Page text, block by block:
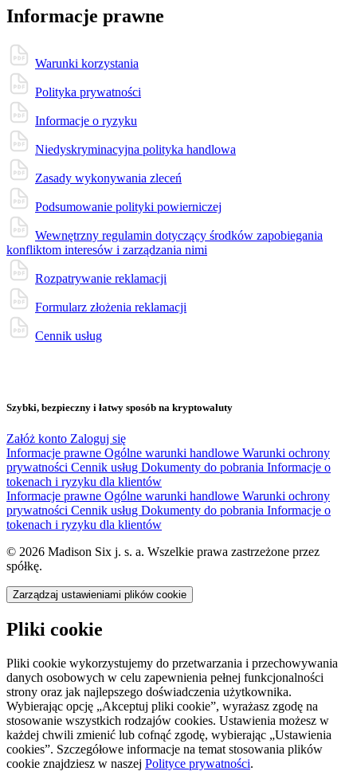
Informacje prawne
Warunki korzystania
Polityka prywatności
Informacje o ryzyku
Niedyskryminacyjna polityka handlowa
Zasady wykonywania zleceń
Podsumowanie polityki powierniczej
Wewnętrzny regulamin dotyczący środków zapobiegania
konfliktom interesów i zarządzania nimi
Rozpatrywanie reklamacji
Formularz złożenia reklamacji
Cennik usług
Szybki, bezpieczny i łatwy sposób na kryptowaluty
Załóż konto Zaloguj się
Informacje prawne Ogólne warunki handlowe Warunki ochrony
prywatności Cennik usług Dokumenty do pobrania Informacje o
tokenach i ryzyku dla klientów
Informacje prawne Ogólne warunki handlowe Warunki ochrony
prywatności Cennik usług Dokumenty do pobrania Informacje o
tokenach i ryzyku dla klientów
© 2026 Madison Six j. s. a. Wszelkie prawa zastrzeżone przez
spółkę.
Zarządzaj ustawieniami plików cookie
Pliki cookie
Pliki cookie wykorzystujemy do przetwarzania i przechowywania
danych osobowych w celu zapewnienia pełnej funkcjonalności
strony oraz jak najlepszego doświadczenia użytkownika.
Wybierając opcję „Akceptuj pliki cookie”, wyrażasz zgodę na
stosowanie wszystkich rodzajów cookies. Ustawienia możesz w
każdej chwili zmienić lub cofnąć zgodę, wybierając „Ustawienia
cookies”. Szczegółowe informacje na temat stosowania plików
cookie znajdziesz w naszej Polityce prywatności.